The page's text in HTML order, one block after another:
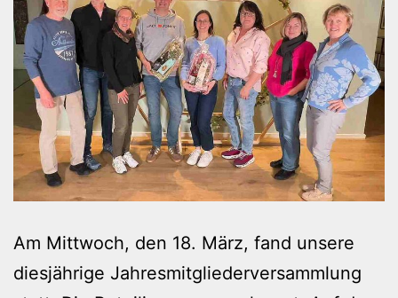
Am Mittwoch, den 18. März, fand unsere
diesjährige Jahresmitgliederversammlung